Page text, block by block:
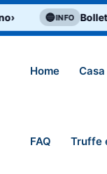
INFO Bollette
Home
FAQ Truffe